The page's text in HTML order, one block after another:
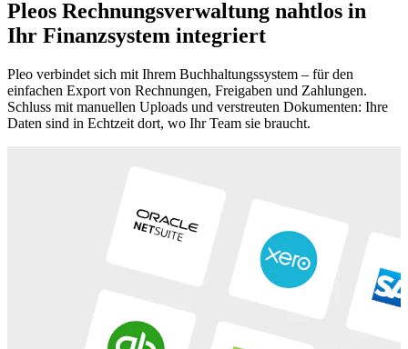
Pleos Rechnungsverwaltung nahtlos in
Ihr Finanzsystem integriert
Pleo verbindet sich mit Ihrem Buchhaltungssystem – für den
einfachen Export von Rechnungen, Freigaben und Zahlungen.
Schluss mit manuellen Uploads und verstreuten Dokumenten: Ihre
Daten sind in Echtzeit dort, wo Ihr Team sie braucht.